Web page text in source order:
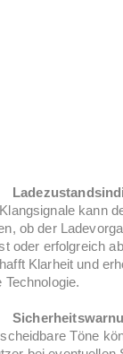
kann
ob der
oder erfolgreich
Klarheit und
Technologie.
Töne